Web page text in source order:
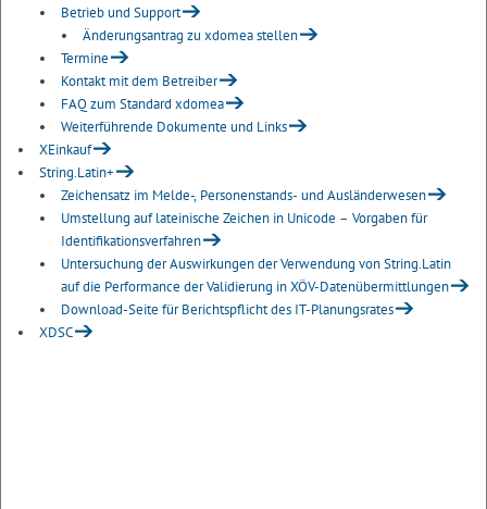
Betrieb und Support
Änderungsantrag zu xdomea stellen
Termine
Kontakt mit dem Betreiber
FAQ zum Standard xdomea
Weiterführende Dokumente und Links
XEinkauf
String.Latin+
Zeichensatz im Melde-, Personenstands- und Ausländerwesen
Umstellung auf lateinische Zeichen in Unicode – Vorgaben für
Identifikationsverfahren
Untersuchung der Auswirkungen der Verwendung von String.Latin
auf die Performance der Validierung in XÖV-Datenübermittlungen
Download-Seite für Berichtspflicht des IT-Planungsrates
XDSC